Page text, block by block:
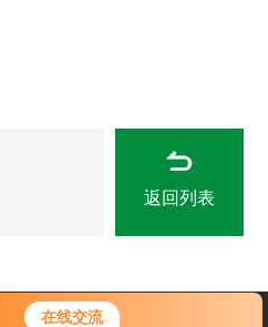
在线交流
返回列表